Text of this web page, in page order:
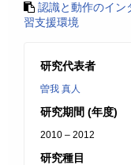
認識と動作のイン
習支援環境
研究代表者
曽我 真人
研究期間 (年度)
2010 – 2012
研究種目